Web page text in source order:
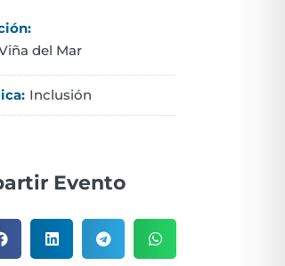
del Mar
Inclusión
Evento